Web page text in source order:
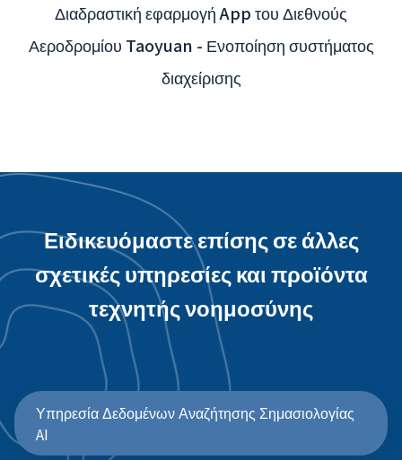
Διαδραστική εφαρμογή App του Διεθνούς
Αεροδρομίου Taoyuan - Ενοποίηση συστήματος
διαχείρισης
Ειδικευόμαστε επίσης σε άλλες
σχετικές υπηρεσίες και προϊόντα
τεχνητής νοημοσύνης
Υπηρεσία Δεδομένων Αναζήτησης Σημασιολογίας
AI